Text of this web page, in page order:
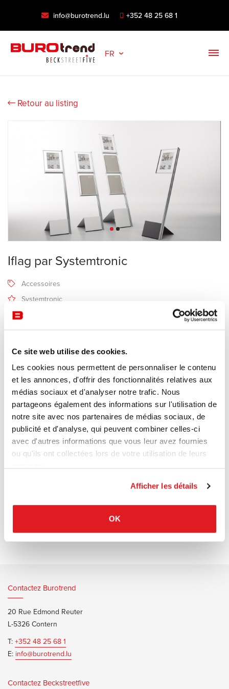
Ce site web utilise des cookies.
Les cookies nous permettent de personnaliser le contenu
et les annonces, d'offrir des fonctionnalités relatives aux
médias sociaux et d'analyser notre trafic. Nous
partageons également des informations sur l'utilisation de
notre site avec nos partenaires de médias sociaux, de
publicité et d'analyse, qui peuvent combiner celles-ci
avec d'autres informations que vous leur avez fournies
ou qu'ils ont collectées lors de votre utilisation de leurs
Afficher les détails
OK
info@burotrend.lu +352 48 25 68 1
FR
Retour au listing
Iflag par Systemtronic
Accessoires
Systemtronic
Description
Fabricant Systemtronic
Design STC Studio
Porte-affiche en méthacrylate transparent
Colonne en aluminium anodisé avec base en acier de finition
Systemtronic Iflag Brochure
Contactez Burotrend
20 Rue Edmond Reuter
L-5326 Contern
T:+352 48 25 68 1
E: info@burotrend.lu
Contactez Beckstreetfive